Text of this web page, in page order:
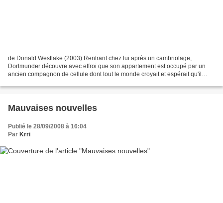
de Donald Westlake (2003) Rentrant chez lui après un cambriolage,
Dortmunder découvre avec effroi que son appartement est occupé par un
ancien compagnon de cellule dont tout le monde croyait et espérait qu'il
Mauvaises nouvelles
Publié le 28/09/2008 à 16:04
Par Krri